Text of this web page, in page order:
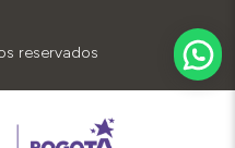
reservados